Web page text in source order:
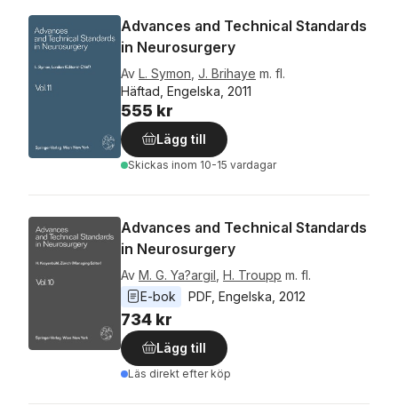
Advances and Technical Standards
in Neurosurgery
Av L. Symon J. Brihaye m. fl.
Häftad, Engelska, 2011
555 kr
Lägg till
Skickas inom 10-15 vardagar
Advances and Technical Standards
in Neurosurgery
Av M. G. Ya?argil H. Troupp m. fl.
E-bok
PDF Engelska 2012
734 kr
Lägg till
Läs direkt efter köp